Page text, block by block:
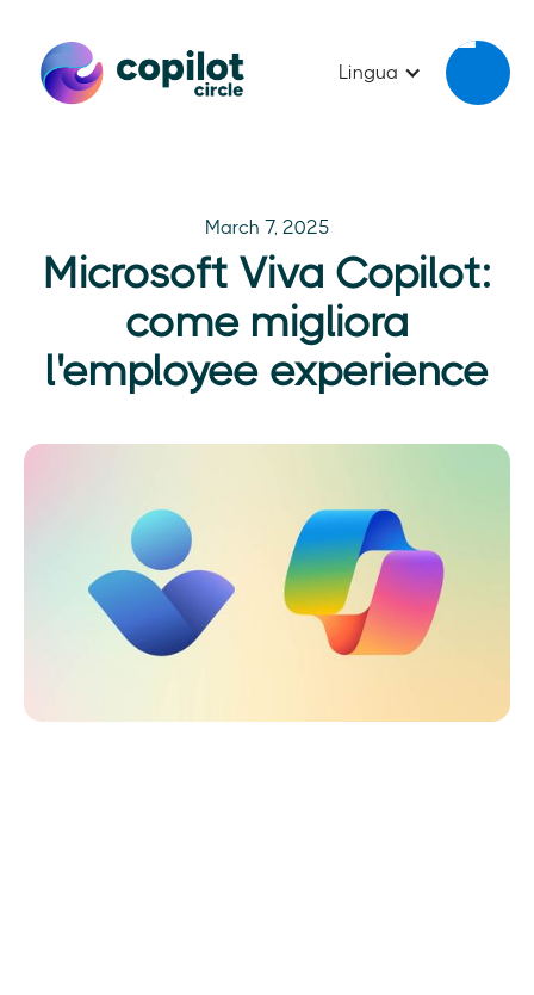
Lingua
March 7, 2025
Microsoft Viva Copilot:
come migliora
l'employee experience